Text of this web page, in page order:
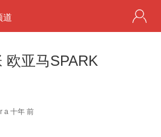
道
欧亚马SPARK
a 十年 前